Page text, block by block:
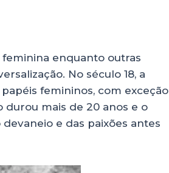
enquanto outras
No século 18, a
femininos, com exceção
durou mais de 20 anos e o
e das paixões antes